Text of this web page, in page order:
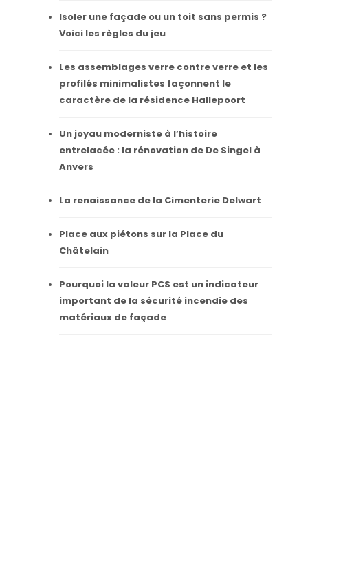
Isoler une façade ou un toit sans permis ?
Voici les règles du jeu
Les assemblages verre contre verre et les
profilés minimalistes façonnent le
caractère de la résidence Hallepoort
Un joyau moderniste à l’histoire
entrelacée : la rénovation de De Singel à
Anvers
La renaissance de la Cimenterie Delwart
Place aux piétons sur la Place du
Châtelain
Pourquoi la valeur PCS est un indicateur
important de la sécurité incendie des
matériaux de façade